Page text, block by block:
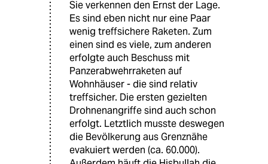
Sie verkennen den Ernst der Lage.
Es sind eben nicht nur eine Paar
wenig treffsichere Raketen. Zum
einen sind es viele, zum anderen
erfolgte auch Beschuss mit
Panzerabwehrraketen auf
Wohnhäuser - die sind relativ
treffsicher. Die ersten gezielten
Drohnenangriffe sind auch schon
erfolgt. Letztlich musste deswegen
die Bevölkerung aus Grenznähe
evakuiert werden (ca. 60.000).